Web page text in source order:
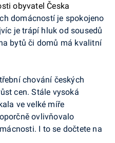
obyvatel Česka
domácností je spokojeno
je trápí hluk od sousedů
bytů či domů má kvalitní
chování českých
cen. Stále vysoká
ve velké míře
ovlivňovalo
I to se dočtete na